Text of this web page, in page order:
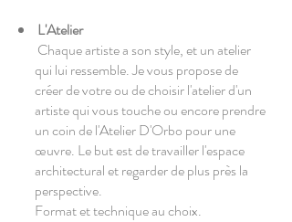
L'Atelier
Chaque artiste a son style, et un atelier
qui lui ressemble. Je vous propose de
créer de votre ou de choisir l'atelier d'un
artiste qui vous touche ou encore prendre
un coin de l'Atelier D'Orbo pour une
œuvre. Le but est de travailler l'espace
architectural et regarder de plus près la
perspective.
Format et technique au choix.